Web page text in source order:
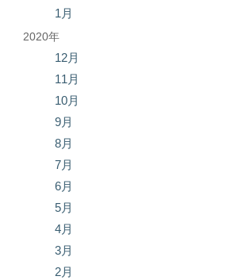
1月
2020年
12月
11月
10月
9月
8月
7月
6月
5月
4月
3月
2月